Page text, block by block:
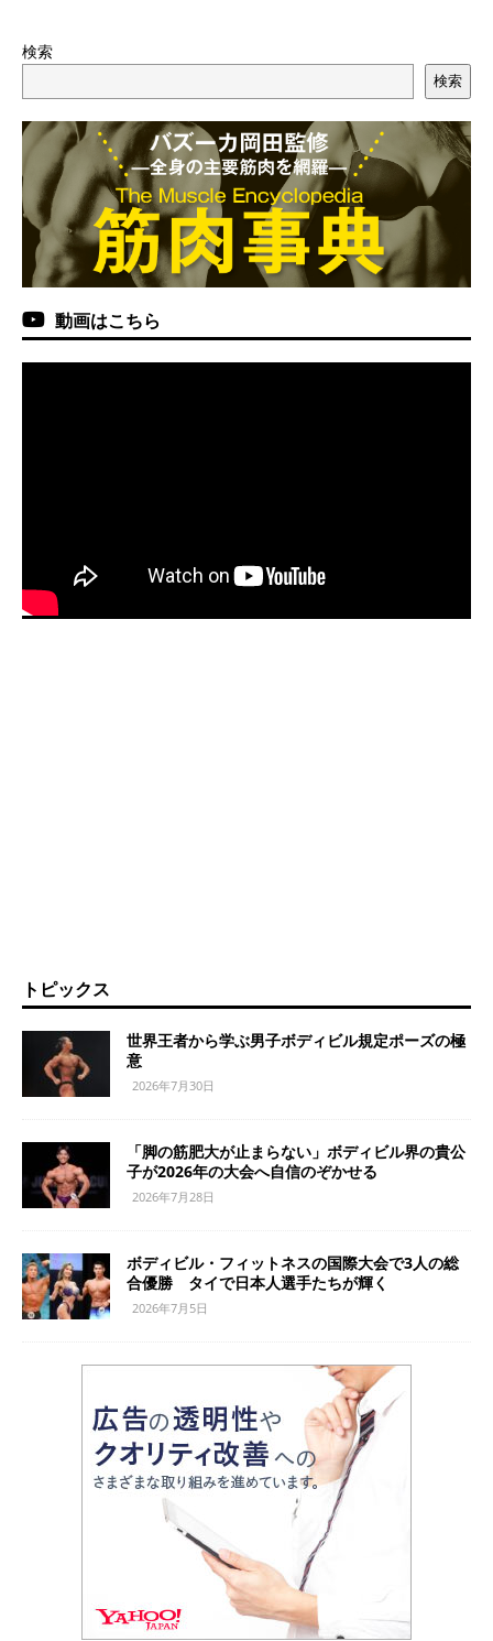
検索
検索
動画はこちら
トピックス
世界王者から学ぶ男子ボディビル規定ポーズの極
意
2026年7月30日
「脚の筋肥大が止まらない」ボディビル界の貴公
子が2026年の大会へ自信のぞかせる
2026年7月28日
ボディビル・フィットネスの国際大会で3人の総
合優勝 タイで日本人選手たちが輝く
2026年7月5日